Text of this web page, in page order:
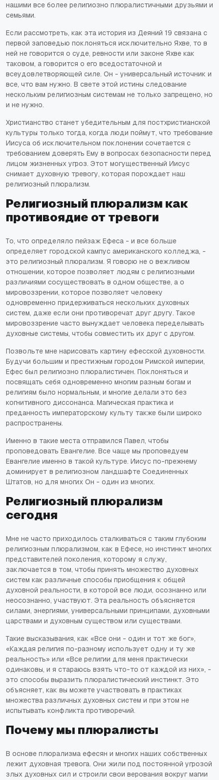
нашими все более религиозно плюралистичными друзьями и
семьями.
Если рассмотреть, как эта история из Деяний 19 связана с
первой заповедью поклоняться исключительно Яхве, то в
ней не говорится о суде, ревности или законе Яхве как
таковом, а говорится о его вседостаточной и
всеудовлетворяющей силе. Он - универсальный источник и
все, что вам нужно. В свете этой истины следование
нескольким религиозным системам не только запрещено, но
и не нужно.
Христианство станет убедительным для постхристианской
культуры только тогда, когда люди поймут, что требование
Иисуса об исключительном поклонении сочетается с
требованием доверять Ему в вопросах безопасности перед
лицом жизненных угроз. Этот могущественный Иисус
снимает духовную тревогу, которая порождает наш
религиозный плюрализм.
Религиозный плюрализм как
противоядие от тревоги
То, что определяло пейзаж Ефеса - и все больше
определяет городской кампус американского колледжа, -
это религиозный плюрализм. Я говорю не о вежливом
отношении, которое позволяет людям с религиозными
различиями сосуществовать в одном обществе, а о
мировоззрении, которое позволяет человеку
одновременно придерживаться нескольких духовных
систем, даже если они противоречат друг другу. Такое
мировоззрение часто вынуждает человека переделывать
духовные системы, чтобы совместить их друг с другом.
Позвольте мне нарисовать картину ефесской духовности.
Будучи большим и престижным городом Римской империи,
Ефес был религиозно плюралистичен. Поклоняться и
посвящать себя одновременно многим разным богам и
религиям было нормальным, и многие делали это без
когнитивного диссонанса. Магическая практика и
преданность императорскому культу также были широко
распространены.
Именно в такие места отправился Павел, чтобы
проповедовать Евангелие. Все чаще мы проповедуем
Евангелие именно в такой культуре. Иисус по-прежнему
доминирует в религиозном ландшафте Соединенных
Штатов, но для многих Он - один из многих.
Религиозный плюрализм
сегодня
Мне не часто приходилось сталкиваться с таким глубоким
религиозным плюрализмом, как в Ефесе, но инстинкт многих
представителей поколения, которому я служу,
заключается в том, чтобы принять множество духовных
систем как различные способы приобщения к общей
духовной реальности, в которой все люди, осознанно или
неосознанно, участвуют. Эта реальность объясняется
силами, энергиями, универсальными принципами, духовными
царствами и духовным существом или существами.
Такие высказывания, как «Все они - один и тот же бог»,
«Каждая религия по-разному использует одну и ту же
реальность» или «Все религии для меня практически
одинаковы, и я стараюсь взять что-то от каждой из них», -
это способы выразить плюралистический инстинкт. Это
объясняет, как вы можете участвовать в практиках
множества различных духовных систем и при этом не
испытывать конфликта противоречий.
Почему мы плюралисты
В основе плюрализма ефесян и многих наших собственных
лежит духовная тревога. Они жили под постоянной угрозой
злых духовных сил и строили свои верования вокруг магии